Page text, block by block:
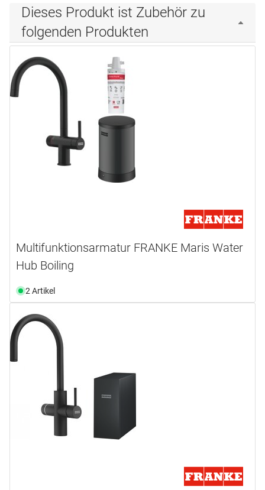
Dieses Produkt ist Zubehör zu
folgenden Produkten
Multifunktionsarmatur FRANKE Maris Water
Hub Boiling
2 Artikel